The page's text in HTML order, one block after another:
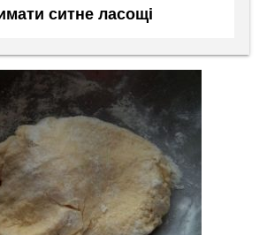
ситне ласощі